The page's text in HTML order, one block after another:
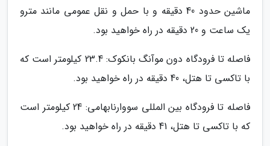
ماشین حدود 40 دقیقه و با حمل و نقل عمومی مانند مترو
یک ساعت و 20 دقیقه در راه خواهید بود.
فاصله تا فرودگاه دون موآنگ بانکوک: 23.4 کیلومتر است که
با تاکسی تا هتل، 40 دقیقه در راه خواهید بود.
فاصله تا فرودگاه بین المللی سووارنابهامی: 24 کیلومتر است
که با تاکسی تا هتل، 41 دقیقه در راه خواهید بود.